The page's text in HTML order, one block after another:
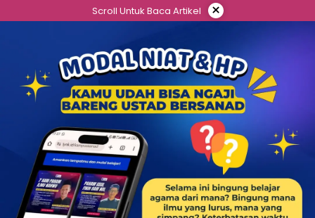
to
Scroll Untuk Baca Artikel ×